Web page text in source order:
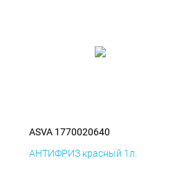
ASVA 1770020640
АНТИФРИЗ красный 1л.